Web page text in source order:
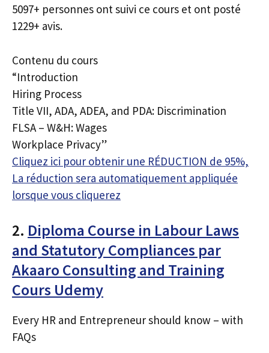
5097+ personnes ont suivi ce cours et ont posté
1229+ avis.
Contenu du cours
“Introduction
Hiring Process
Title VII, ADA, ADEA, and PDA: Discrimination
FLSA – W&H: Wages
Workplace Privacy”
Cliquez ici pour obtenir une RÉDUCTION de 95%,
La réduction sera automatiquement appliquée
lorsque vous cliquerez
2. Diploma Course in Labour Laws
and Statutory Compliances par
Akaaro Consulting and Training
Cours Udemy
Every HR and Entrepreneur should know – with
FAQs